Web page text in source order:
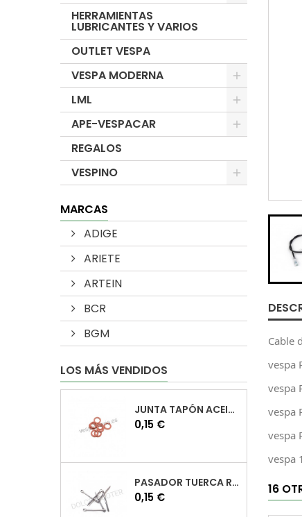
HERRAMIENTAS
LUBRICANTES Y VARIOS
OUTLET VESPA
VESPA MODERNA
LML
APE-VESPACAR
REGALOS
VESPINO
MARCAS
ADIGE
ARIETE
ARTEIN
BCR
BGM
LOS MÁS VENDIDOS
JUNTA TAPÓN ACEITE VESPA
Precio
0,15 €
PASADOR TUERCA RUEDA VESPA
Precio
0,15 €
Cable
vespa
vespa
vespa
vespa
vespa
16